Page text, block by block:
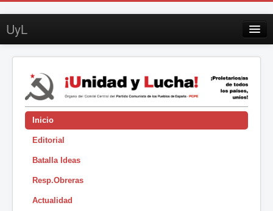
UyL
Suscripción
Sobre UyL
Edición impresa
Buscar
Inicio
Editorial
Batalla Ideas
Resp.Obreras
Actualidad